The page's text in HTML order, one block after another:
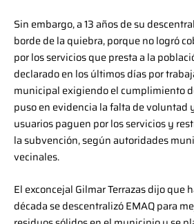
Sin embargo, a 13 años de su
borde de la quiebra, porque no logró
por los servicios que presta a la
declarado en los últimos días por
municipal exigiendo el cumplimiento
puso en evidencia la falta de voluntad
usuarios paguen por los servicios y
la subvención, según autoridades
vecinales.
El exconcejal Gilmar Terrazas dijo que
década se descentralizó EMAQ para